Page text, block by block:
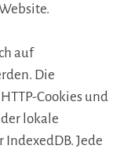
auf
Die
Cookies und
lokale
IndexedDB. Jede